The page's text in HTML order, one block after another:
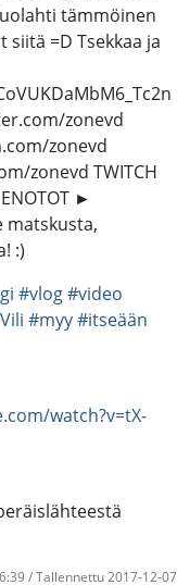
tämmöinen
=D Tsekkaa ja
zonevd
zonevd
zonevd TWITCH
►
matskusta,
:)
#vlog#video
#myy#itseään
watch?v=tX-
/ Tallennettu 2017-12-07